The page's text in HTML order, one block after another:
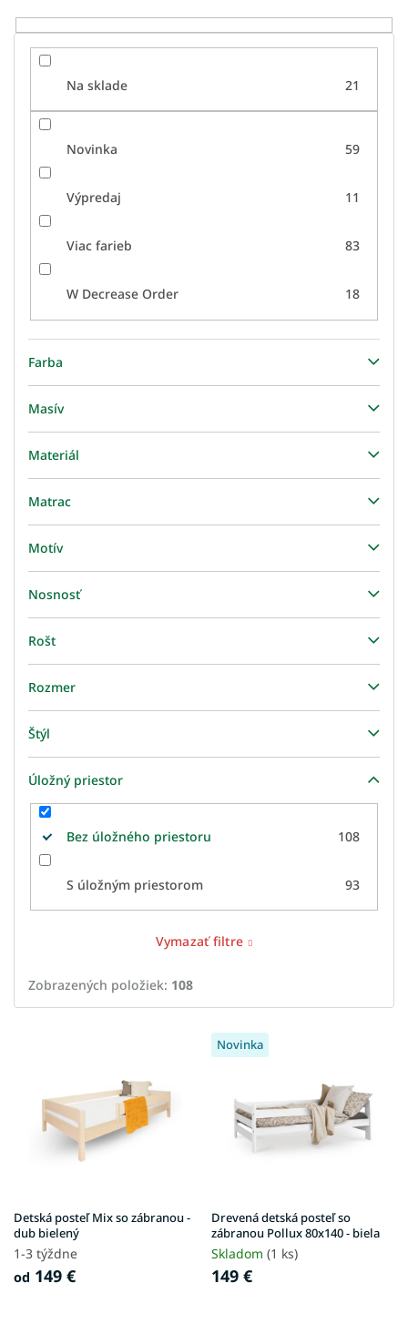
o
v
Na sklade 21
Novinka 59
Výpredaj 11
Viac farieb 83
W Decrease Order 18
Farba
Masív
Materiál
Matrac
Motív
Nosnosť
Rošt
Rozmer
Štýl
Úložný priestor
Bez úložného priestoru 108
S úložným priestorom 93
Vymazať filtre
Zobrazených položiek: 108
u
k
t
o
Detská posteľ Mix so zábranou -
dub bielený
1-3 týždne
od 149 €
Novinka
Drevená detská posteľ so
zábranou Pollux 80x140 - biela
Skladom (1 ks)
149 €